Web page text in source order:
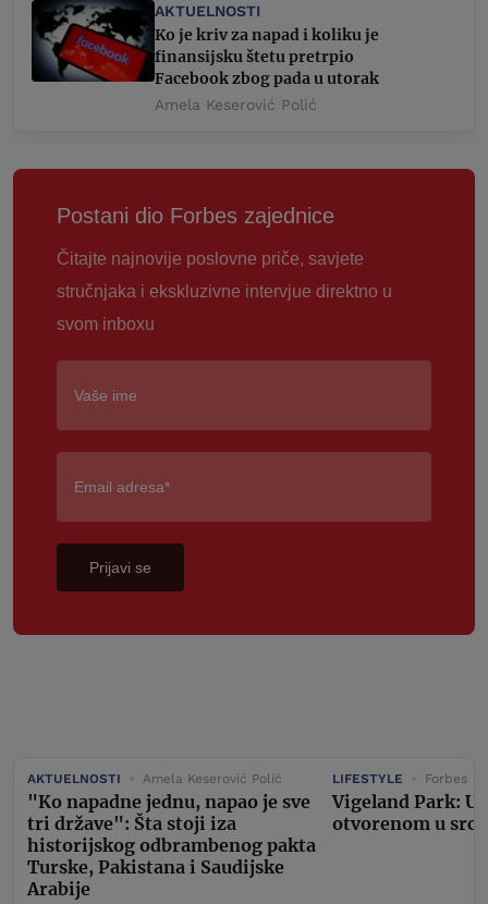
AKTUELNOSTI
Ko je kriv za napad i koliku je
finansijsku štetu pretrpio
Facebook zbog pada u utorak
Amela Keserović Polić
Postani dio Forbes zajednice
Čitajte najnovije poslovne priče, savjete
stručnjaka i ekskluzivne intervjue direktno u
svom inboxu
Prijavi se
AKTUELNOSTI Amela Keserović Polić
"Ko napadne jednu, napao je sve
tri države": Šta stoji iza
historijskog odbrambenog pakta
Turske, Pakistana i Saudijske
Arabije
LIFESTYLE Forbes
Vigeland Park:
otvorenom u srcu